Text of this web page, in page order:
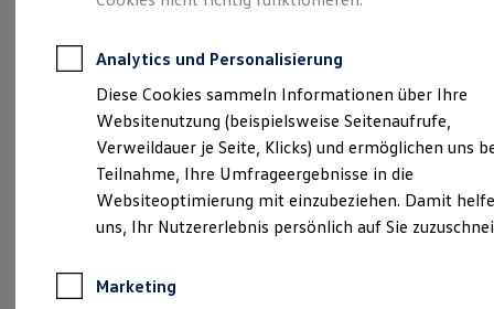
Leasing ohne Anzahlung
Autokredit mit Schlussrate
Versicherungen und Garantien
Kfz-Versicherung
Restschuldversicherungen
Garantien
Wartungsverträge
Geschäftskunden
Professional Class bei Volkswagen
Großkunden
Behörden
Anpfiff zum Gewinn
den neuen ID.3 Neo!
Analytics und Personalisierung
Diese Cookies sammeln Informationen über Ihre
Websitenutzung (beispielsweise Seitenaufrufe,
Verweildauer je Seite, Klicks) und ermöglichen uns
Teilnahme, Ihre Umfrageergebnisse in die
Websiteoptimierung mit einzubeziehen. Damit
uns, Ihr Nutzererlebnis persönlich auf Sie
Marketing